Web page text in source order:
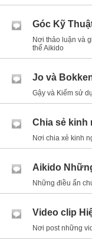
Góc Kỹ
Nơi thảo luận và
thế Aikido
Jo và
Gậy và Kiếm sử
Chia sẻ kinh
Nơi chia xẻ kinh
Aikido
Những điều ẩn
Video clip
Nơi post những